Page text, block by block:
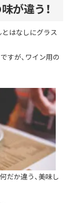
が違う！
とはなしにグラス
すが、ワイン用の
だか違う、美味し